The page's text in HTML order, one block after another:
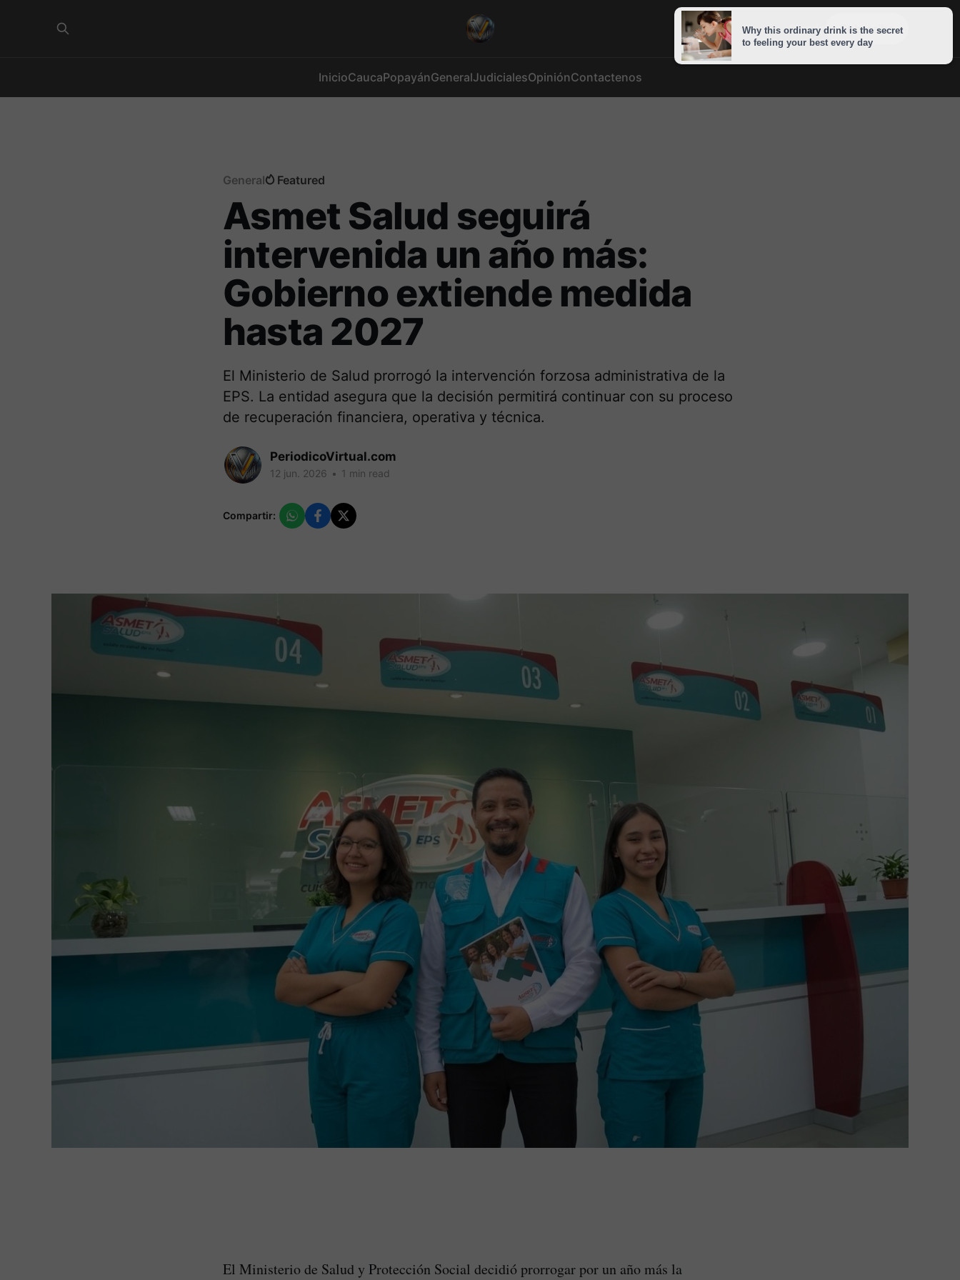
InicioCaucaPopayánGeneralJudicialesOpiniónContactenos
Sign in Subscribe
General Featured
Asmet Salud seguirá
intervenida un año más:
Gobierno extiende medida
hasta 2027
El Ministerio de Salud prorrogó la intervención forzosa administrativa de la
EPS. La entidad asegura que la decisión permitirá continuar con su proceso
de recuperación financiera, operativa y técnica.
PeriodicoVirtual.com
12 jun. 2026 • 1 min read
Compartir:
El Ministerio de Salud y Protección Social decidió prorrogar por un año más la